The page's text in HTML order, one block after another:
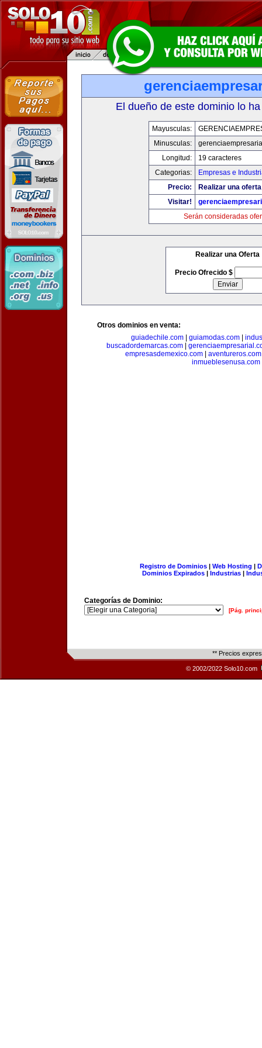
El dueño de este dominio lo
Mayusculas:
Minusculas:
Longitud:
19 caracteres
Categorias:
Empresas e
Precio:
Realizar una
Visitar!
Serán consideradas
Realizar una Oferta
Precio Ofrecido $
Otros dominios en venta:
guiadechile.com
guiamodas.com
buscadordemarcas.com|
empresasdemexico.com| aventureros.com
inmueblesenusa.com
Registro de Dominios| Web Hosting |
Dominios Expirados | Industrias |
Categorías de Dominio:
[Pág.
** Precios
© 2002/2022 Solo10.com